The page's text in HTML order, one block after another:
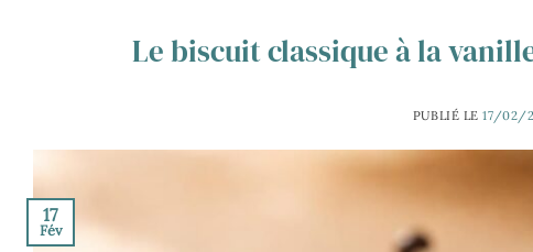
Le biscuit classique à la
PUBLIÉ LE17/02/
17
Fév